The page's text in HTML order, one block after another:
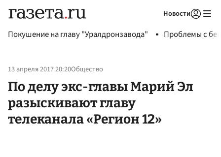
Новости
Покушение на главу "Уралдронзавода" Проблемы с
13 апреля 2017 20:20Общество
По делу экс-главы Марий Эл
разыскивают главу
телеканала «Регион 12»